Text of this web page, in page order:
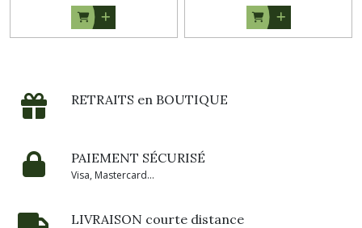
RETRAITS en BOUTIQUE
PAIEMENT SÉCURISÉ
Visa, Mastercard...
LIVRAISON courte distance